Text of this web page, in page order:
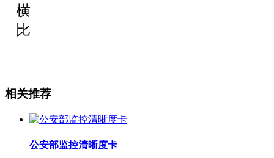
横
比
相关推荐
公安部监控清晰度卡